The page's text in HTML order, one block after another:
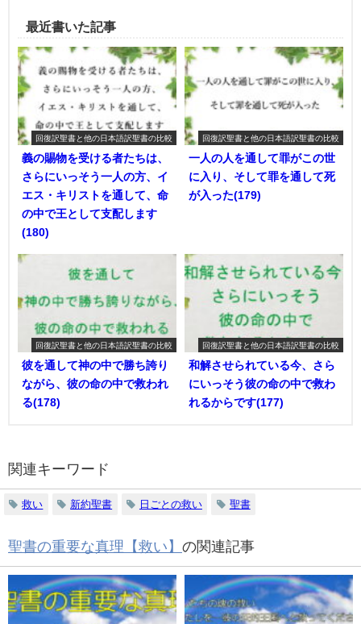
最近書いた記事
回復訳聖書と他の日本語訳聖書の比較
義の賜物を受ける者たちは、
さらにいっそう一人の方、イ
エス・キリストを通して、命
の中で王として支配します
(180)
回復訳聖書と他の日本語訳聖書の比較
一人の人を通して罪がこの世
に入り、そして罪を通して死
が入った(179)
回復訳聖書と他の日本語訳聖書の比較
彼を通して神の中で勝ち誇り
ながら、彼の命の中で救われ
る(178)
回復訳聖書と他の日本語訳聖書の比較
和解させられている今、さら
にいっそう彼の命の中で救わ
れるからです(177)
関連キーワード
救い 新約聖書 日ごとの救い 聖書
聖書の重要な真理【救い】 の関連記事